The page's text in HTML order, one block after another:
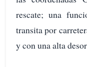
rescate; una
transita por
y con una alta